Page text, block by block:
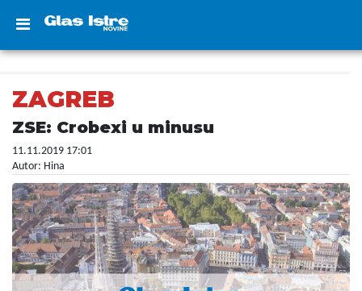
ZAGREB
ZSE: Crobexi u minusu
11.11.2019 17:01
Autor: Hina